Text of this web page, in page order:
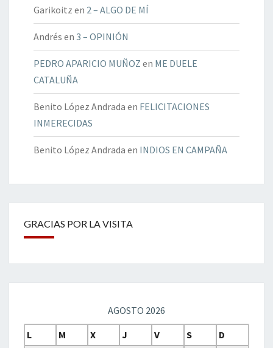
Garikoitz en 2 – ALGO DE MÍ
Andrés en 3 – OPINIÓN
PEDRO APARICIO MUÑOZ en ME DUELE
CATALUÑA
Benito López Andrada en FELICITACIONES
INMERECIDAS
Benito López Andrada en INDIOS EN CAMPAÑA
GRACIAS POR LA VISITA
AGOSTO 2026
L
M X J V S
D